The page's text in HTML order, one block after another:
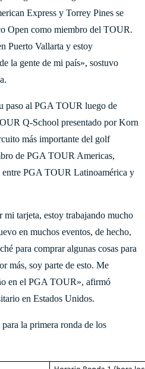
Express y Torrey Pines se
Open como miembro del TOUR.
Puerto Vallarta y estoy
la gente de mi país», sostuvo
paso al PGA TOUR luego de
Q-School presentado por Korn
más importante del golf
de PGA TOUR Americas,
PGA TOUR Latinoamérica y
mi tarjeta, estoy trabajando mucho
en muchos eventos, de hecho,
para comprar algunas cosas para
más, soy parte de esto. Me
en el PGA TOUR», afirmó
en Estados Unidos.
la primera ronda de los